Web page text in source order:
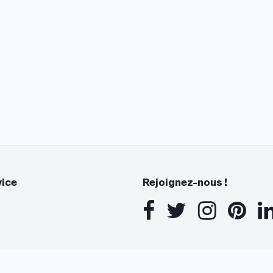
de confidentialité, en garantissant la conformité avec
Rejoignez-nous !